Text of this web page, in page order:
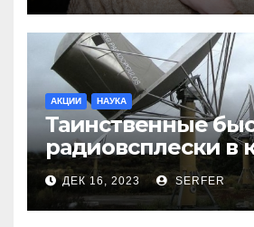
АКЦИИ НАУКА
Таинственные
радиовсплески в
сделались все
странными
ДЕК 16, 2023 SERFER